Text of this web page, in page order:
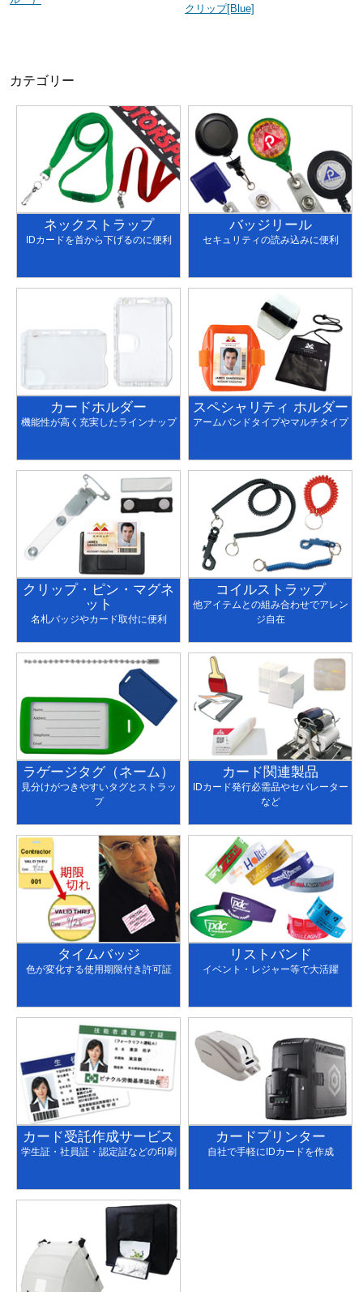
クリップ[Blue]
カテゴリー
ネックストラップ
IDカードを首から下げるのに便利
バッジリール
セキュリティの読み込みに便利
カードホルダー
機能性が高く充実したラインナップ
スペシャリティ ホルダー
アームバンドタイプやマルチタイプ
クリップ・ピン・マグネ
ット
名札バッジやカード取付に便利
コイルストラップ
他アイテムとの組み合わせでアレン
ジ自在
ラゲージタグ（ネーム）
見分けがつきやすいタグとストラッ
プ
カード関連製品
IDカード発行必需品やセパレーター
など
タイムバッジ
色が変化する使用期限付き許可証
リストバンド
イベント・レジャー等で大活躍
カード受託作成サービス
学生証・社員証・認定証などの印刷
カードプリンター
自社で手軽にIDカードを作成